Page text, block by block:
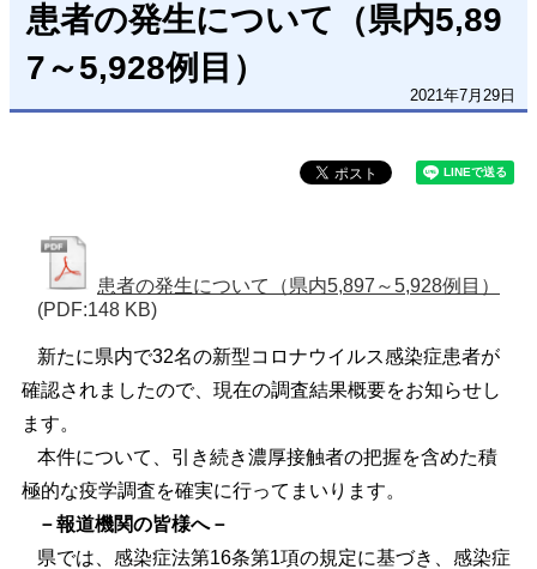
患者の発生について（県内5,89
7～5,928例目）
2021年7月29日
患者の発生について（県内5,897～5,928例目）
(PDF:148 KB)
新たに県内で32名の新型コロナウイルス感染症患者が
確認されましたので、現在の調査結果概要をお知らせし
ます。
本件について、引き続き濃厚接触者の把握を含めた積
極的な疫学調査を確実に行ってまいります。
－報道機関の皆様へ－
県では、感染症法第16条第1項の規定に基づき、感染症